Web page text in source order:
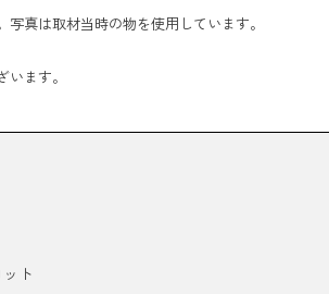
真は取材当時の物を使用しています。
ます。
ト